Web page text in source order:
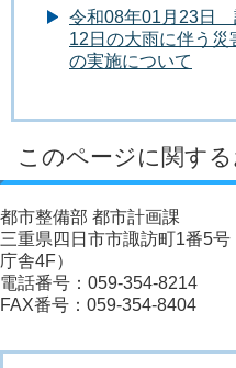
令和08年01月23日
12日の大雨に伴う
の実施について
このページに関す
都市整備部 都市計画課
三重県四日市市諏訪町1番5号
庁舎4F）
電話番号：059-354-8214
FAX番号：059-354-8404